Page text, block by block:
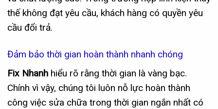
thế không đạt yêu cầu, khách hàng có quyền yêu
cầu đổi trả.
Đảm bảo thời gian hoàn thành nhanh chóng
Fix Nhanh hiểu rõ rằng thời gian là vàng bạc.
Chính vì vậy, chúng tôi luôn nỗ lực hoàn thành
công việc sửa chữa trong thời gian ngắn nhất có